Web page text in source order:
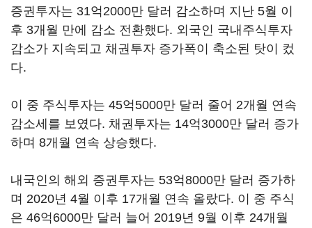
증권투자는 31억2000만 달러 감소하며 지난 5월 이
후 3개월 만에 감소 전환했다. 외국인 국내주식투자
감소가 지속되고 채권투자 증가폭이 축소된 탓이 컸
다.
이 중 주식투자는 45억5000만 달러 줄어 2개월 연속
감소세를 보였다. 채권투자는 14억3000만 달러 증가
하며 8개월 연속 상승했다.
내국인의 해외 증권투자는 53억8000만 달러 증가하
며 2020년 4월 이후 17개월 연속 올랐다. 이 중 주식
은 46억6000만 달러 늘어 2019년 9월 이후 24개월